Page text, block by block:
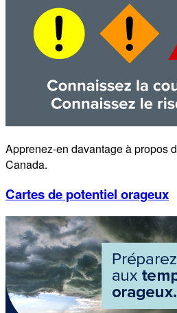
Apprenez-en davantage à propos
Canada.
Cartes de potentiel orageux